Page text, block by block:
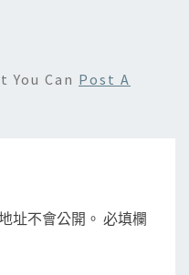
You Can Post A
址不會公開。 必填欄